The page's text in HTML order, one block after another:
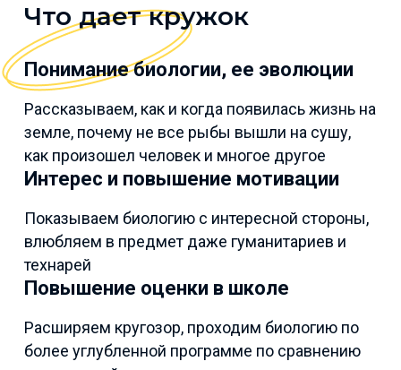
Что дает кружок
Понимание биологии, ее эволюции
Рассказываем, как и когда появилась жизнь на
земле, почему не все рыбы вышли на сушу,
как произошел человек и многое другое
Интерес и повышение мотивации
Показываем биологию с интересной стороны,
влюбляем в предмет даже гуманитариев и
технарей
Повышение оценки в школе
Расширяем кругозор, проходим биологию по
более углубленной программе по сравнению